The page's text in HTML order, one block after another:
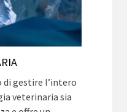
gestire l’intero
veterinaria sia